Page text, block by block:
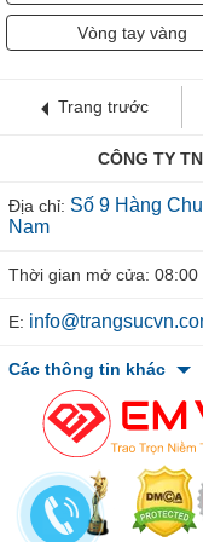
Vòng tay vàng
Trang trước
CÔNG TY
Địa chỉ: Số 9 Hàng
Nam
Thời gian mở cửa: 08:00
E:
Các thông tin khác